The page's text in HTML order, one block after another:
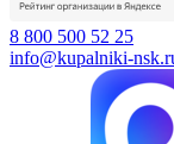
8 800 500 52 25
info@kupalniki-